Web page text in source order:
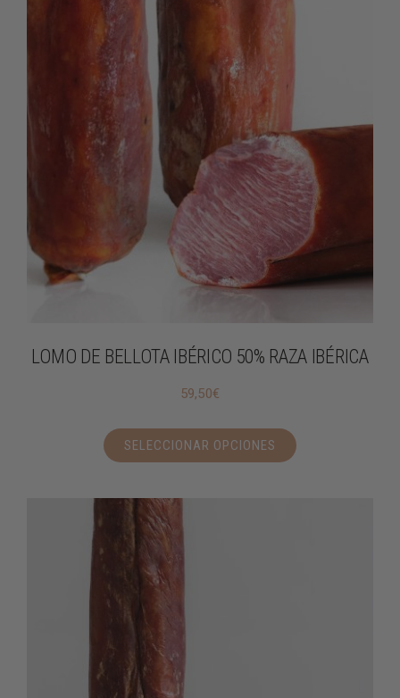
LOMO DE BELLOTA IBÉRICO 50% RAZA IBÉRICA
59,50€
SELECCIONAR OPCIONES